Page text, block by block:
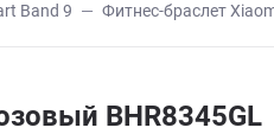
Band 9 Фитнес-браслет
BHR8345GL